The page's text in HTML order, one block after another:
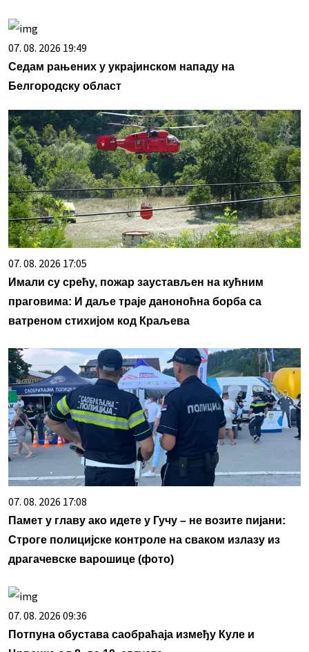
07. 08. 2026 19:49
Седам рањених у украјинском нападу на
Белгородску област
07. 08. 2026 17:05
Имали су срећу, пожар заустављен на кућним
праговима: И даље траје даноноћна борба са
ватреном стихијом код Краљева
07. 08. 2026 17:08
Памет у главу ако идете у Гучу – не возите пијани:
Строге полицијске контроле на сваком излазу из
драгачевске варошице (фото)
07. 08. 2026 09:36
Потпуна обустава саобраћаја између Куле и